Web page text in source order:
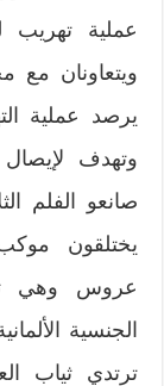
عملية تهريب
ويتعاونان مع
يرصد عملية
وتهدف
صانعو الفلم
يختلقون
عروس وهي
الجنسية
ترتدي ثياب